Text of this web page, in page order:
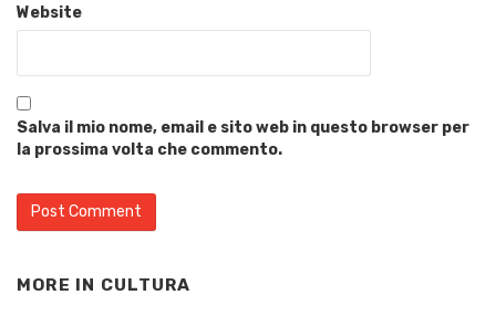
Website
Salva il mio nome, email e sito web in questo browser per
la prossima volta che commento.
MORE IN CULTURA